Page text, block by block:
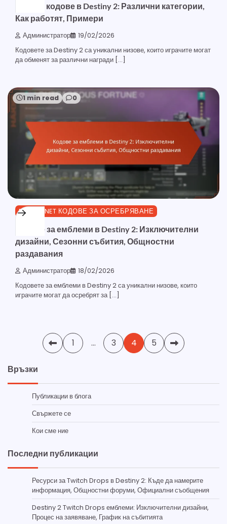
Типове кодове в Destiny 2: Различни категории,
Как работят, Примери
Администратор 19/02/2026
Кодовете за Destiny 2 са уникални низове, които играчите могат
да обменят за различни награди […]
1 min read 0
BUNGIE.NET КОДОВЕ ЗА ОСРЕБРЯВАНЕ
Кодове за емблеми в Destiny 2: Изключителни
дизайни, Сезонни събития, Общностни
раздавания
Администратор 18/02/2026
Кодовете за емблеми в Destiny 2 са уникални низове, които
играчите могат да осребрят за […]
1 … 3 4 5
Връзки
Публикации в блога
Свържете се
Кои сме ние
Последни публикации
Ресурси за Twitch Drops в Destiny 2: Къде да намерите
информация, Общностни форуми, Официални съобщения
Destiny 2 Twitch Drops емблеми: Изключителни дизайни,
Процес на заявяване, График на събитията